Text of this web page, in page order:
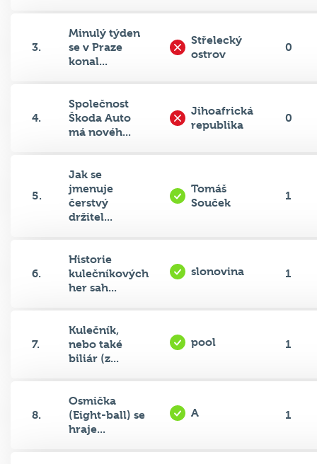
3.
Minulý týden
se v Praze
konal...
Střelecký
ostrov
0
4.
Společnost
Škoda Auto
má novéh...
Jihoafrická
republika
0
5.
Jak se
jmenuje
čerstvý
držitel...
Tomáš
Souček
1
6.
Historie
kulečníkových
her sah...
slonovina 1
7.
Kulečník,
nebo také
biliár (z...
pool 1
8.
Osmička
(Eight-ball) se
hraje...
A 1